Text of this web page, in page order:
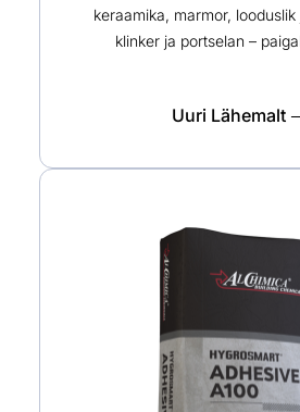
keraamika, marmor,
klinker ja portselan –
Uuri